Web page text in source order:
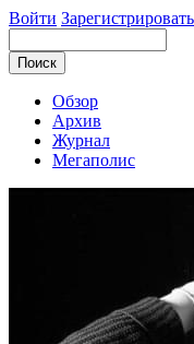
Войти
Обзор
Архив
Журнал
Мегаполис